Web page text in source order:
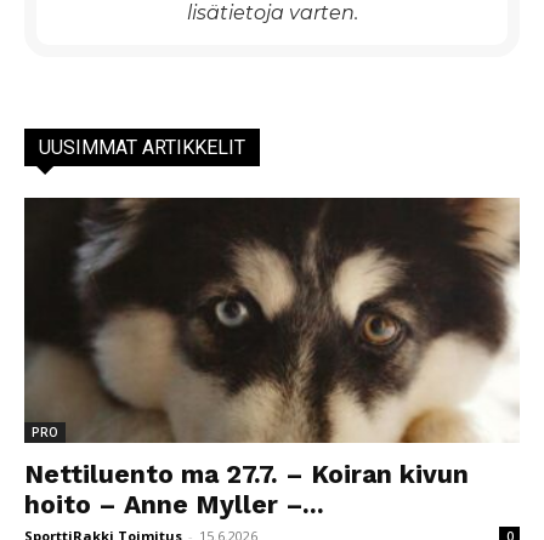
lisätietoja varten.
UUSIMMAT ARTIKKELIT
PRO
Nettiluento ma 27.7. – Koiran kivun
hoito – Anne Myller –...
SporttiRakki Toimitus - 15.6.2026 0